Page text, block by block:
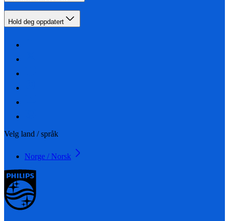
Hold deg oppdatert
Velg land / språk
Norge / Norsk